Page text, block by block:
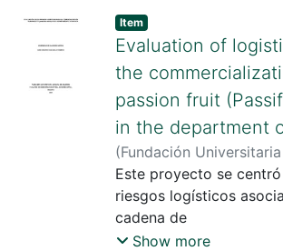
En estos años la
implementado un plan
mantenimiento para la
maquinaria y equipos
productivo, el
equipos se
realiza hasta que estos
significa pérdidas de
cumplir los
pedidos de los clientes,
para los operarios, etc.
Item
Evaluation of
the
passion fruit
in the department
(Fundación
Colombia,2024)
Eduardo;Alarcón
Este proyecto se
riesgos logísticos
cadena de
comercialización del
Show more